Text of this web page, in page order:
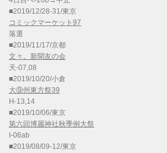
■2019/12/28-31/東京
コミックマーケット97
落選
■2019/11/17/京都
文々。新聞友の会
天-07,08
■2019/10/20/小倉
大⑨州東方祭39
H-13,14
■2019/10/06/東京
第六回博麗神社秋季例大祭
I-06ab
■2019/08/09-12/東京